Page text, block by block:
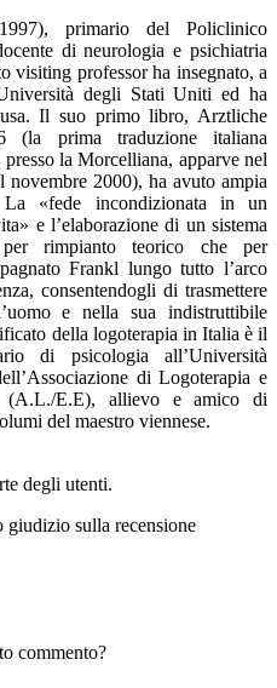
primario del Policlinico
di neurologia e psichiatria
visiting professor ha insegnato, a
degli Stati Uniti ed ha
Il suo primo libro, Arztliche
(la prima traduzione italiana
la Morcelliana, apparve nel
novembre 2000), ha avuto ampia
«fede incondizionata in un
e l’elaborazione di un sistema
per rimpianto teorico che per
Frankl lungo tutto l’arco
consentendogli di trasmettere
e nella sua indistruttibile
della logoterapia in Italia è il
di psicologia all’Università
di Logoterapia e
(A.L./E.E), allievo e amico di
del maestro viennese.
degli utenti.
sulla recensione
commento?